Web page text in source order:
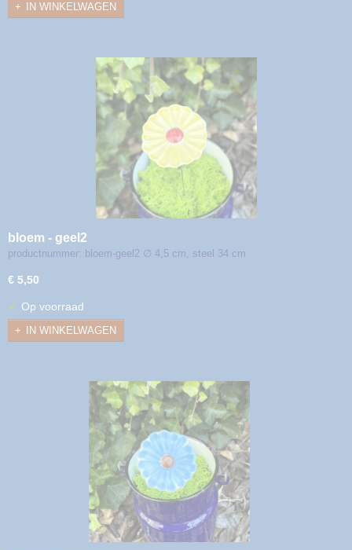
IN WINKELWAGEN
bloem - geel2
productnummer: bloem-geel2 ∅ 4,5 cm, steel 34 cm
€ 5,50
✓ Op voorraad
IN WINKELWAGEN